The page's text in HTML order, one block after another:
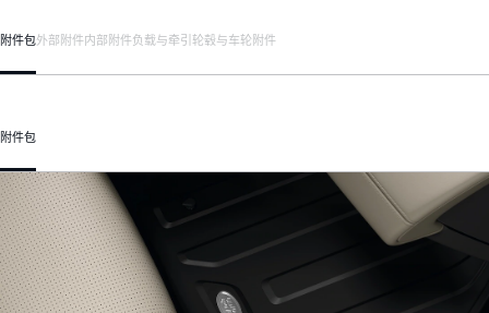
附件包外部附件内部附件负载与牵引轮毂与车轮附件
附件包